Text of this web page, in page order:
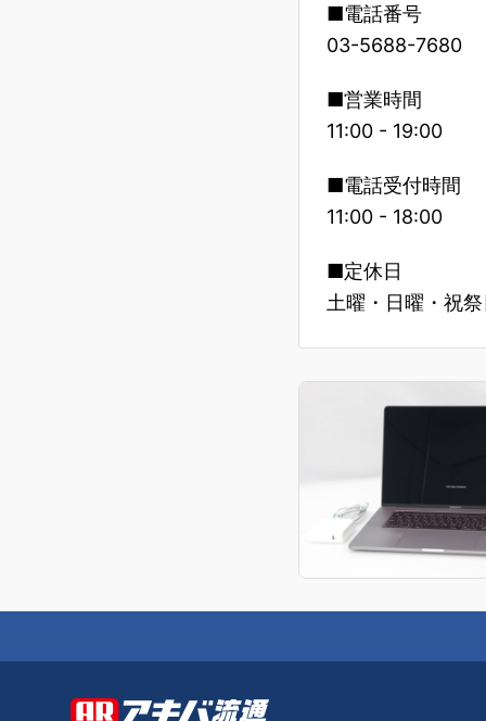
■電話番号
03-5688-7680
■営業時間
11:00 - 19:00
■電話受付時間
11:00 - 18:00
■定休日
土曜・日曜・祝